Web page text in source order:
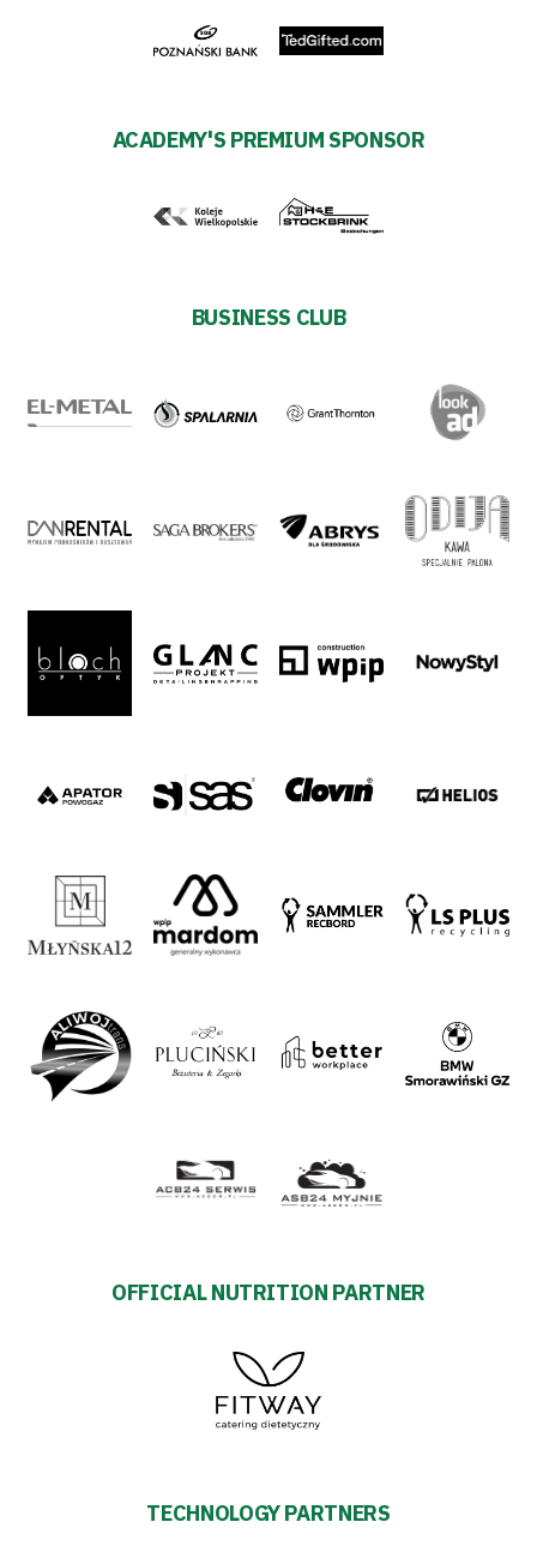
ACADEMY'S PREMIUM SPONSOR
BUSINESS CLUB
OFFICIAL NUTRITION PARTNER
TECHNOLOGY PARTNERS